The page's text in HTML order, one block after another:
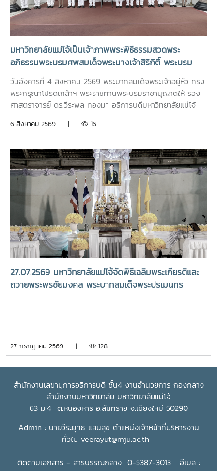
มหาวิทยาลัยไทยให้ก้าวทันการเปลี่ยนแปลงของโลกยุคดิจิทัล และ
ยกระดับศักยภาพด้านการศึกษา วิจัย และนวัตกรรมอย่างยั่งยืน
บัตรแก่นักศึกษาที่สร้างชื่อเสียงแก่คณะและมหาวิทยาลัย
มหาวิทยาลัยแม่โจ้เป็นเจ้าภาพพระพิธีธรรมสวดพระ
อภิธรรมพระบรมศพสมเด็จพระนางเจ้าสิริกิติ์ พระบรม
ราชินีนาถ พระบรมราชชนนีพันปีหลวง พร้อมเข้ากราบ
ถวายบังคมพระศพ สมเด็จพระเจ้าลูกเธอ เจ้าฟ้าพัชรกิติยา
ภา นเรนทิราเทพยวดี กรมหลวงราชสาริณีสิริพัชร มหา
วันอังคารที่ 4 สิงหาคม 2569 พระบาทสมเด็จพระเจ้าอยู่หัว ทรง
พระกรุณาโปรดเกล้าฯ พระราชทานพระบรมราชานุญาตให้ รอง
ศาสตราจารย์ ดร.วีระพล ทองมา อธิการบดีมหาวิทยาลัยแม่โจ้
บุคลากร รวมจำนวน 25 คน เป็นเจ้าภาพพระพิธีธรรมสวดพระ
พระบรมราชชนนีพันปีหลวง ณ พระที่นั่งดุสิตมหาปราสาท
พระบรมมหาราชวัง และเข้ากราบถวายบังคมพระศพสมเด็จ
พระเจ้าลูกเธอ เจ้าฟ้าพัชรกิติยาภา นเรนทิราเทพยวดี กรมหลวง
ราชสาริณีสิริพัชร มหาวัชรราชธิดา ณ พระที่นั่งพิมานรัตยา
พระบรมมหาราชวังการเข้าร่วมพิธีในครั้งนี้ นับเป็นพระ
มหากรุณาธิคุณล้นเกล้าล้นกระหม่อมแก่คณะผู้บริหาร
มหาวิทยาลัย สมาคมศิษย์เก่า และบุคลากร มหาวิทยาลัยแม่โจ้ที่ได้
ร่วมแสดงความจงรักภักดี ถวายความอาลัยและน้อมรำลึกในพระ
มหากรุณาธิคุณอย่างหาที่สุดมิได้
6 สิงหาคม 2569 | 16
27.07.2569 มหาวิทยาลัยแม่โจ้จัดพิธีเฉลิมพระเกียรติและ
ถวายพระพรชัยมงคล พระบาทสมเด็จพระปรเมนทร
27 กรกฎาคม 2569 | 128
สำนักงานเลขานุการอธิการบดี ชั้น4 งานอำนวยการ กองกลาง
สำนักงานมหาวิทยาลัย มหาวิทยาลัยแม่โจ้
63 ม.4 ต.หนองหาร อ.สันทราย จ.เชียงใหม่ 50290
Admin : นายวีระยุทธ แสนสุข ตำแหน่งเจ้าหน้าที่บริหารงาน
ทั่วไป veerayut@mju.ac.th
ติดตามเอกสาร - สารบรรณกลาง 0-5387-3013 อีเมล :